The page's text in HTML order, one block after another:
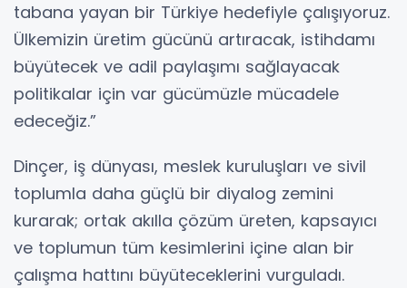
tabana yayan bir Türkiye hedefiyle çalışıyoruz.
Ülkemizin üretim gücünü artıracak, istihdamı
büyütecek ve adil paylaşımı sağlayacak
politikalar için var gücümüzle mücadele
edeceğiz.”
Dinçer, iş dünyası, meslek kuruluşları ve sivil
toplumla daha güçlü bir diyalog zemini
kurarak; ortak akılla çözüm üreten, kapsayıcı
ve toplumun tüm kesimlerini içine alan bir
çalışma hattını büyüteceklerini vurguladı.